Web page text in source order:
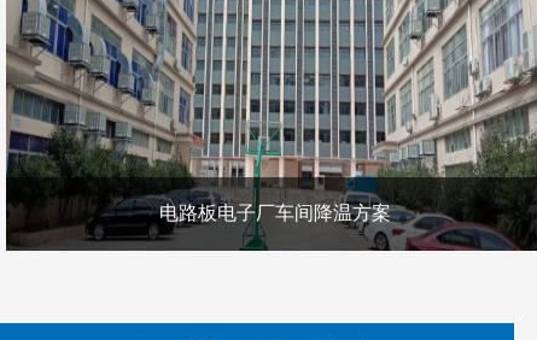
电路板电子厂车间降温方案